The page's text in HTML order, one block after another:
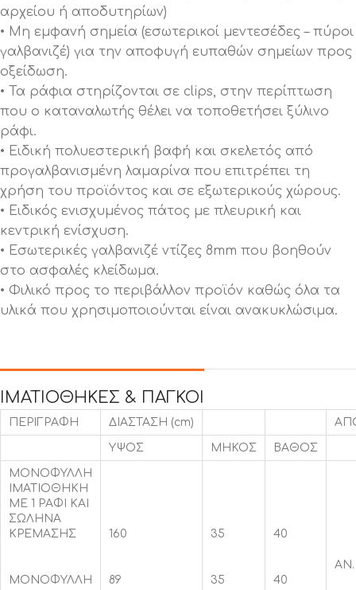
αρχείου ή αποδυτηρίων)
• Μη εμφανή σημεία (εσωτερικοί μεντεσέδες – πύροι
γαλβανιζέ) για την αποφυγή ευπαθών σημείων προς
οξείδωση.
• Τα ράφια στηρίζονται σε clips, στην περίπτωση
που ο καταναλωτής θέλει να τοποθετήσει ξύλινο
ράφι.
• Ειδική πολυεστερική βαφή και σκελετός από
προγαλβανισμένη λαμαρίνα που επιτρέπει τη
χρήση του προϊόντος και σε εξωτερικούς χώρους.
• Ειδικός ενισχυμένος πάτος με πλευρική και
κεντρική ενίσχυση.
• Εσωτερικές γαλβανιζέ ντίζες 8mm που βοηθούν
στο ασφαλές κλείδωμα.
• Φιλικό προς το περιβάλλον προϊόν καθώς όλα τα
υλικά που χρησιμοποιούνται είναι ανακυκλώσιμα.
ΙΜΑΤΙΟΘΗΚΕΣ & ΠΑΓΚΟΙ
ΠΕΡΙΓΡΑΦΗ ΔΙΑΣΤΑΣΗ (cm)
ΥΨΟΣ ΜΗΚΟΣ ΒΑΘΟΣ
ΜΟΝΟΦΥΛΛΗ
ΙΜΑΤΙΟΘΗΚΗ
ΜΕ 1 ΡΑΦΙ ΚΑΙ
ΣΩΛΗΝΑ
ΚΡΕΜΑΣΗΣ
ΜΟΝΟΦΥΛΛΗ
160
89
35
35
40
40
ΑΝ.